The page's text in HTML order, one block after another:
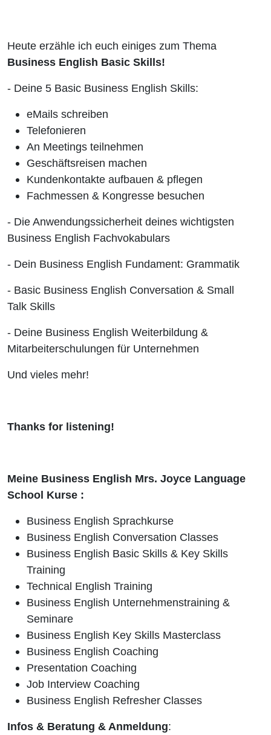
English
Basic
Skills
Heute erzähle ich euch einiges zum Thema
Business English Basic Skills!
- Deine 5 Basic Business English Skills:
eMails schreiben
Telefonieren
An Meetings teilnehmen
Geschäftsreisen machen
Kundenkontakte aufbauen & pflegen
Fachmessen & Kongresse besuchen
- Die Anwendungssicherheit deines wichtigsten
Business English Fachvokabulars
- Dein Business English Fundament: Grammatik
- Basic Business English Conversation & Small
Talk Skills
- Deine Business English Weiterbildung &
Mitarbeiterschulungen für Unternehmen
Und vieles mehr!
Thanks for listening!
Meine Business English Mrs. Joyce Language
School Kurse :
Business English Sprachkurse
Business English Conversation Classes
Business English Basic Skills & Key Skills
Training
Technical English Training
Business English Unternehmenstraining &
Seminare
Business English Key Skills Masterclass
Business English Coaching
Presentation Coaching
Job Interview Coaching
Business English Refresher Classes
Infos & Beratung & Anmeldung: